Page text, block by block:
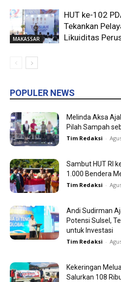
MAKASSAR
HUT ke-102
Tekankan
Likuiditas
POPULER NEWS
Melinda Aksa
Pilah Sampah
Tim Redaksi -
Sambut HUT RI
1.000 Bendera
Tim Redaksi -
Andi Sudirman
Potensi Sulsel,
untuk Investasi
Tim Redaksi -
Kekeringan
Salurkan 108